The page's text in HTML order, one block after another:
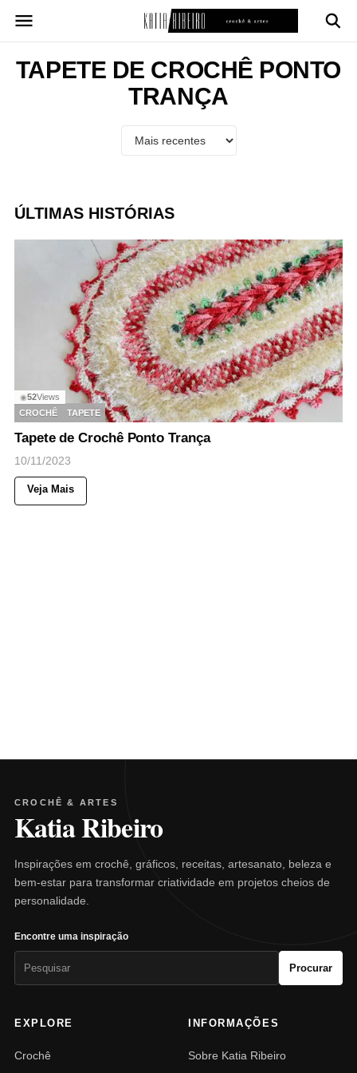
para
conteúdo
TAPETE DE CROCHÊ PONTO
TRANÇA
ÚLTIMAS HISTÓRIAS
◉52Views
CROCHÊ
TAPETE
Tapete de Crochê Ponto Trança
10/11/2023
Veja Mais
CROCHÊ & ARTES
Katia Ribeiro
Inspirações em crochê, gráficos, receitas, artesanato, beleza e
bem-estar para transformar criatividade em projetos cheios de
personalidade.
Encontre uma inspiração
Procurar
EXPLORE
Crochê
INFORMAÇÕES
Sobre Katia Ribeiro